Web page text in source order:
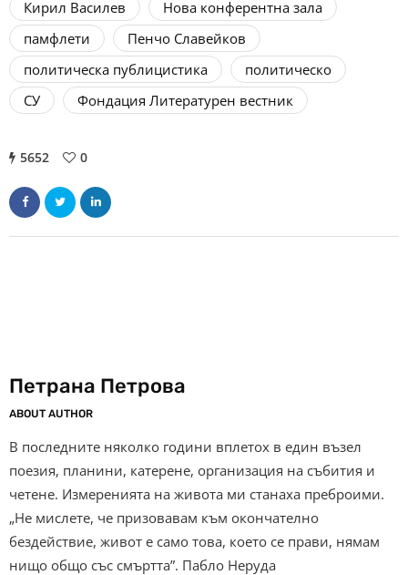
Кирил Василев
Нова конферентна зала
памфлети
Пенчо Славейков
политическа публицистика
политическо
СУ
Фондация Литературен вестник
5652 0
Петрана Петрова
ABOUT AUTHOR
В последните няколко години вплетох в един възел
поезия, планини, катерене, организация на събития и
четене. Измеренията на живота ми станаха преброими.
„Не мислете, че призовавам към окончателно
бездействие, живот е само това, което се прави, нямам
нищо общо със смъртта”. Пабло Неруда